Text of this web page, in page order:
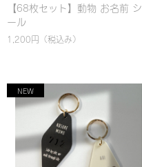
【68枚セット】動物 お名前 シ
ール
1,200円 （税込み）